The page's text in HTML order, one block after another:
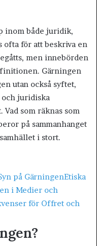
inom både juridik,
ofta för att beskriva en
men innebörden
Gärningen
utan också syftet,
och juridiska
Vad som räknas som
på sammanhanget
i stort.
på GärningenEtiska
i Medier och
för Offret och